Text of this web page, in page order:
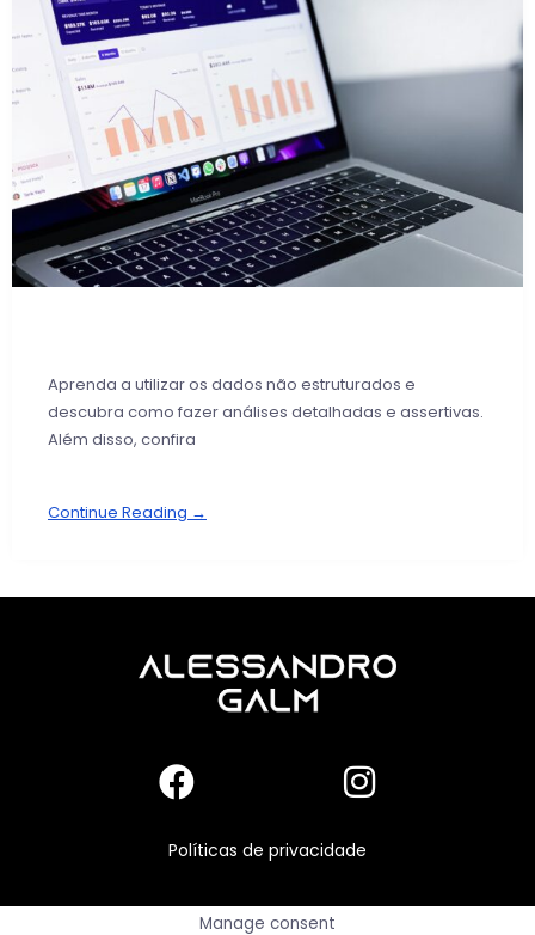
Aprenda a utilizar os dados não estruturados e
descubra como fazer análises detalhadas e assertivas.
Além disso, confira
Continue Reading →
Políticas de privacidade
Manage consent